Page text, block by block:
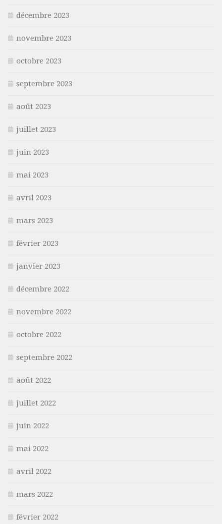
décembre 2023
novembre 2023
octobre 2023
septembre 2023
août 2023
juillet 2023
juin 2023
mai 2023
avril 2023
mars 2023
février 2023
janvier 2023
décembre 2022
novembre 2022
octobre 2022
septembre 2022
août 2022
juillet 2022
juin 2022
mai 2022
avril 2022
mars 2022
février 2022